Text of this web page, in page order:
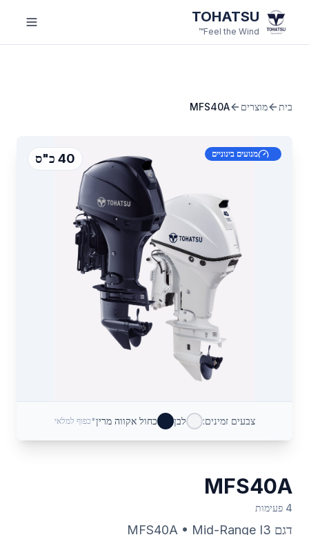
דלג לתוכן הראשי
TOHATSU
Feel the Wind™
בית מוצרים MFS40A
מנועים בינוניים 40 כ"ס
צבעים זמינים: לבן כחול אקווה מרין*כפוף למלאי
MFS40A
4 פעימות
דגם MFS40A • Mid-Range I3